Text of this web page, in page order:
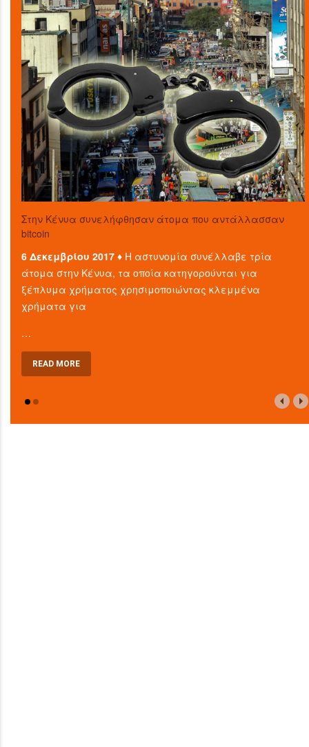
Στην Κένυα συνελήφθησαν άτομα που αντάλλασσαν
bitcoin
6 Δεκεμβρίου 2017 ♦ Η αστυνομία συνέλλαβε τρία
άτομα στην Κένυα, τα οποία κατηγορούνται για
ξέπλυμα χρήματος χρησιμοποιώντας κλεμμένα
χρήματα για
…
READ MORE